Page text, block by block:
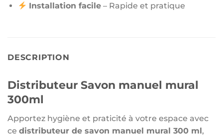
Installation facile – Rapide et pratique
DESCRIPTION
Distributeur Savon manuel mural
300ml
Apportez hygiène et praticité à votre espace avec
ce distributeur de savon manuel mural 300 ml,